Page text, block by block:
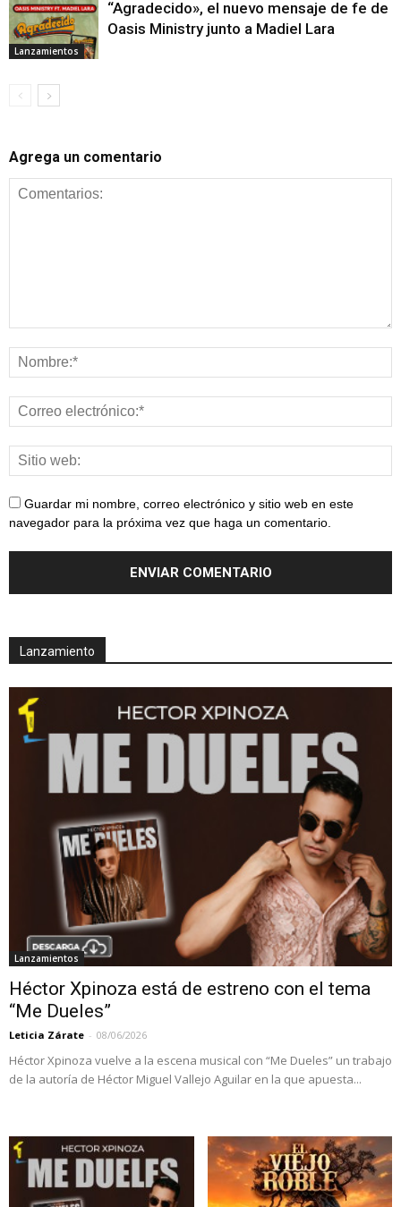
Lanzamientos
“Agradecido», el nuevo mensaje de fe de
Oasis Ministry junto a Madiel Lara
Agrega un comentario
Guardar mi nombre, correo electrónico y sitio web en este
navegador para la próxima vez que haga un comentario.
Lanzamiento
Lanzamientos
Héctor Xpinoza está de estreno con el tema
“Me Dueles”
Leticia Zárate - 08/06/2026
Héctor Xpinoza vuelve a la escena musical con “Me Dueles” un trabajo
de la autoría de Héctor Miguel Vallejo Aguilar en la que apuesta...